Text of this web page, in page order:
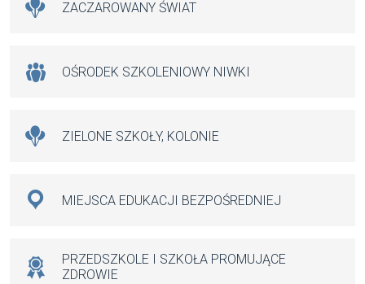
ZACZAROWANY ŚWIAT
OŚRODEK SZKOLENIOWY NIWKI
ZIELONE SZKOŁY, KOLONIE
MIEJSCA EDUKACJI BEZPOŚREDNIEJ
PRZEDSZKOLE I SZKOŁA PROMUJĄCE
ZDROWIE